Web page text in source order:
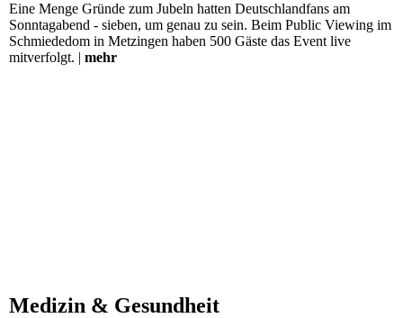
Eine Menge Gründe zum Jubeln hatten Deutschlandfans am
Sonntagabend - sieben, um genau zu sein. Beim Public Viewing im
Schmiededom in Metzingen haben 500 Gäste das Event live
mitverfolgt. | mehr
Medizin & Gesundheit